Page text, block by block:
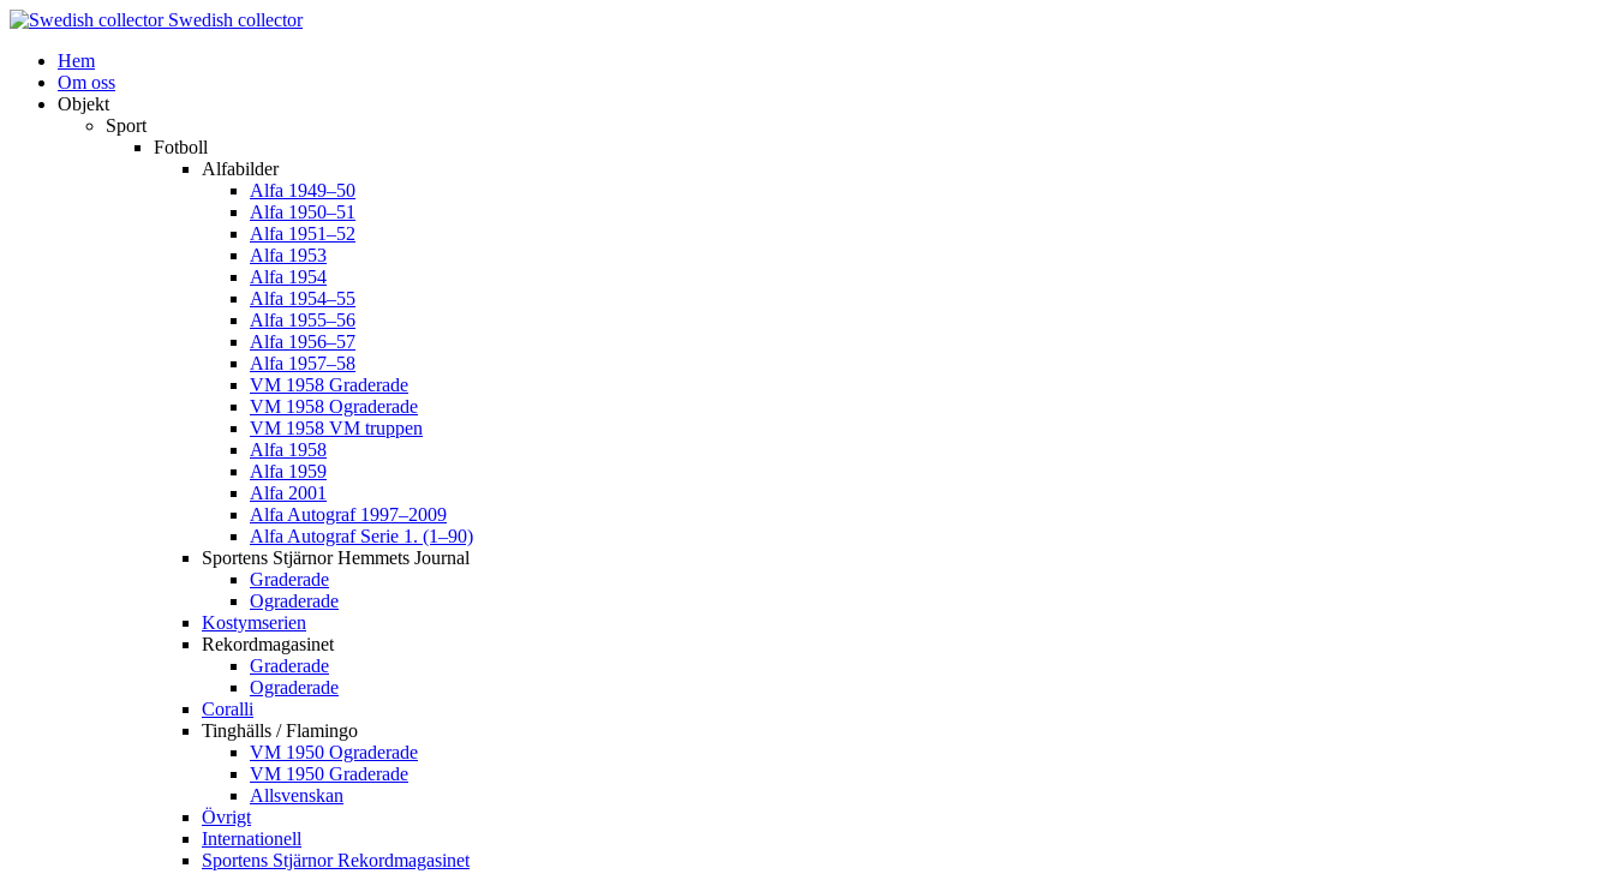
Swedish collector
Hem
Om oss
Objekt
Sport
Fotboll
Alfabilder
Alfa 1949–50
Alfa 1950–51
Alfa 1951–52
Alfa 1953
Alfa 1954
Alfa 1954–55
Alfa 1955–56
Alfa 1956–57
Alfa 1957–58
VM 1958 Graderade
VM 1958 Ograderade
VM 1958 VM truppen
Alfa 1958
Alfa 1959
Alfa 2001
Alfa Autograf 1997–2009
Alfa Autograf Serie 1. (1–90)
Sportens Stjärnor Hemmets Journal
Graderade
Ograderade
Kostymserien
Rekordmagasinet
Graderade
Ograderade
Coralli
Tinghälls / Flamingo
VM 1950 Ograderade
VM 1950 Graderade
Allsvenskan
Övrigt
Internationell
Sportens Stjärnor Rekordmagasinet